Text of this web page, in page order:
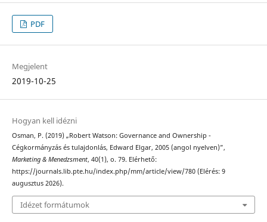
PDF
Megjelent
2019-10-25
Hogyan kell idézni
Osman, P. (2019) „Robert Watson: Governance and Ownership -
Cégkormányzás és tulajdonlás, Edward Elgar, 2005 (angol nyelven)”,
Marketing & Menedzsment, 40(1), o. 79. Elérhető:
https://journals.lib.pte.hu/index.php/mm/article/view/780 (Elérés: 9
augusztus 2026).
Idézet formátumok